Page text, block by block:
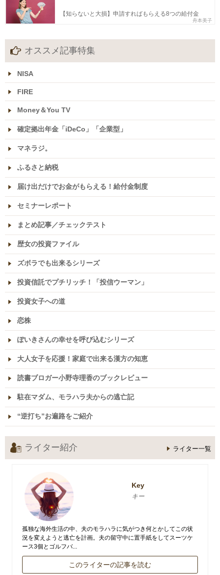
【知らないと大損】申請すればもらえる8つの給付金
舟本美子
オススメ記事特集
NISA
FIRE
Money＆You TV
確定拠出年金「iDeCo」「企業型」
マネラジ。
ふるさと納税
届け出だけでお金がもらえる！給付金制度
セミナーレポート
まとめ記事／チェックテスト
歴女の投資ファイル
ズボラでも出来るシリーズ
投資信託でプチリッチ！「投信ウーマン」
投資女子への道
恋株
ぽいきさんの幸せを呼び込むシリーズ
大人女子を応援！家庭で出来る漢方の知恵
読書ブロガー小野寺理香のブックレビュー
駐在マダム、モラハラ夫からの逃亡記
“逆打ち”お遍路をご紹介
ライター紹介 ライター一覧
Key
キー
孤独な海外生活の中、夫のモラハラに気がつき何とかしてこの状
況を変えようと逃亡を計画。夫の留守中に置手紙をしてスーツケ
ース3個とゴルフバ...
このライターの記事を読む